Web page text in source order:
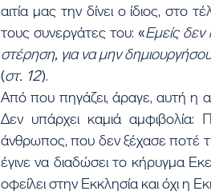
αιτία μας την δίνει ο ίδιος, στο
τους συνεργάτες του: «Εμείς
στέρηση, για να μην
(στ. 12).
Από που πηγάζει, άραγε, αυτή η
Δεν υπάρχει καμιά αμφιβολία:
άνθρωπος, που δεν ξέχασε ποτέ
έγινε να διαδώσει το κήρυγμα
οφείλει στην Εκκλησία και όχι η